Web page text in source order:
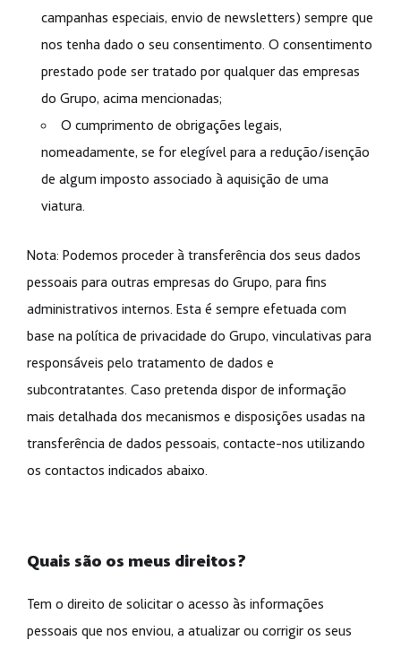
campanhas especiais, envio de newsletters) sempre que
nos tenha dado o seu consentimento. O consentimento
prestado pode ser tratado por qualquer das empresas
do Grupo, acima mencionadas;
O cumprimento de obrigações legais,
nomeadamente, se for elegível para a redução/isenção
de algum imposto associado à aquisição de uma
viatura.
Nota: Podemos proceder à transferência dos seus dados
pessoais para outras empresas do Grupo, para fins
administrativos internos. Esta é sempre efetuada com
base na política de privacidade do Grupo, vinculativas para
responsáveis pelo tratamento de dados e
subcontratantes. Caso pretenda dispor de informação
mais detalhada dos mecanismos e disposições usadas na
transferência de dados pessoais, contacte-nos utilizando
os contactos indicados abaixo.
Quais são os meus direitos?
Tem o direito de solicitar o acesso às informações
pessoais que nos enviou, a atualizar ou corrigir os seus